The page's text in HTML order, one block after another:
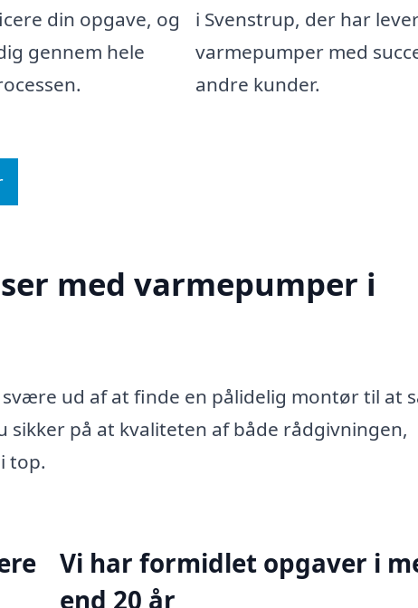
din opgave, og
gennem hele
i Svenstrup, der har
varmepumper med
andre kunder.
med varmepumper i
ud af at finde en pålidelig montør til at
sikker på at kvaliteten af både rådgivningen,
top.
Vi har formidlet opgaver i
end 20 år